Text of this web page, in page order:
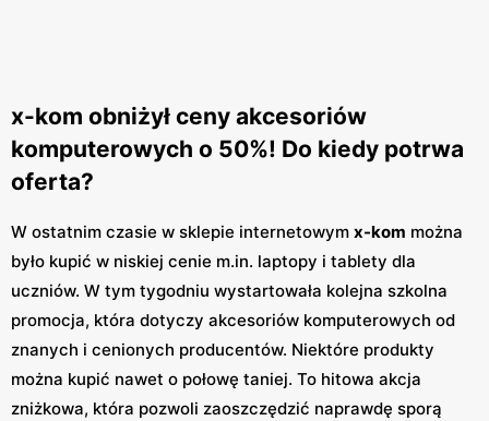
x-kom obniżył ceny akcesoriów
komputerowych o 50%! Do kiedy potrwa
oferta?
W ostatnim czasie w sklepie internetowym x-kom można
było kupić w niskiej cenie m.in. laptopy i tablety dla
uczniów. W tym tygodniu wystartowała kolejna szkolna
promocja, która dotyczy akcesoriów komputerowych od
znanych i cenionych producentów. Niektóre produkty
można kupić nawet o połowę taniej. To hitowa akcja
zniżkowa, która pozwoli zaoszczędzić naprawdę sporą